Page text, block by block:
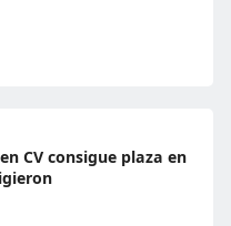
CV consigue plaza en